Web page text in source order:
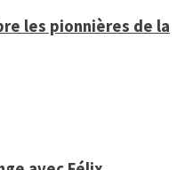
les pionnières de la